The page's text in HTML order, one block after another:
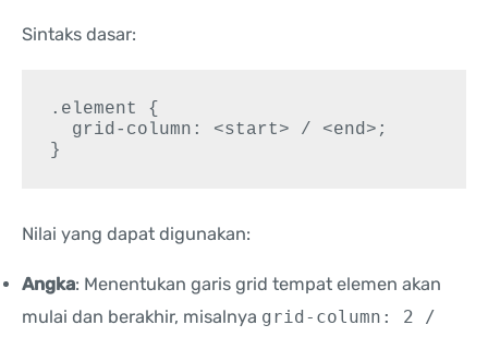
Sintaks dasar:
.element {
}
Nilai yang dapat digunakan:
Angka: Menentukan garis grid tempat elemen akan
mulai dan berakhir, misalnya grid-column: 2 /